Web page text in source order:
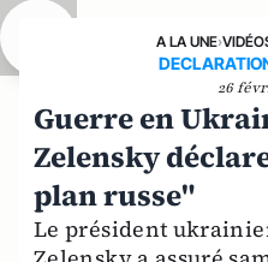
A LA UNE›
26
Guerre en
Zelensky
plan russe"
Le président